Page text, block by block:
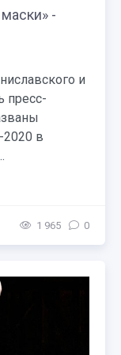
-
и
пресс-
2020 в
1 965 0